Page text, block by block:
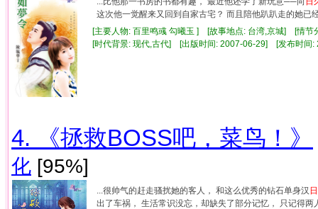
这次他一觉醒来又回到自家古宅？ 而且陪他趴趴走的她已
[主要人物: 百里鸣彧 勾曦玉 ] [故事地点: 台湾,京城] [情节
[时代背景: 现代,古代] [出版时间: 2007-06-29] [发布时
4. 《拯救BOSS吧，菜鸟！》
化 [95%]
...很帅气的赶走骚扰她的客人， 和这么优秀的钻石单身汉
出了车祸， 生活常识没忘，却缺失了部分记忆， 只记得两